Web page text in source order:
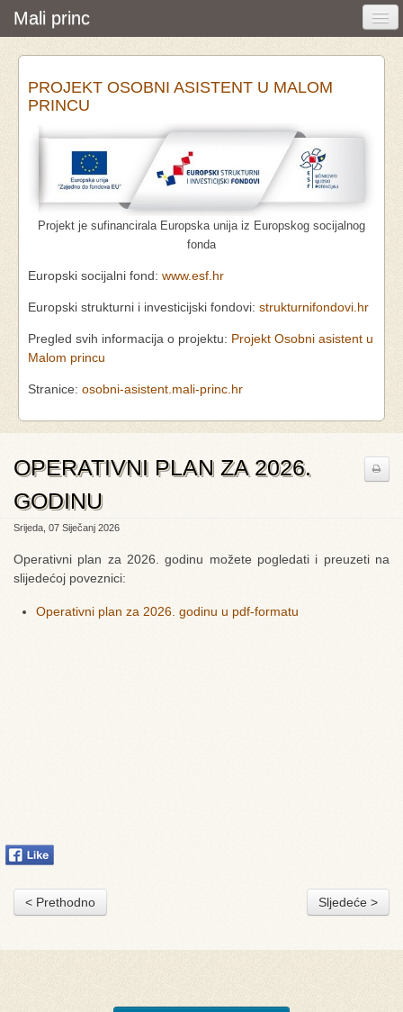
Mali princ
Početna
Vijesti i događanja
Udruga
Pretraživanje
PROJEKT OSOBNI ASISTENT U MALOM
PRINCU
Projekt je sufinancirala Europska unija iz Europskog socijalnog
fonda
Europski socijalni fond: www.esf.hr
Europski strukturni i investicijski fondovi: strukturnifondovi.hr
Pregled svih informacija o projektu: Projekt Osobni asistent u
Malom princu
Stranice: osobni-asistent.mali-princ.hr
OPERATIVNI PLAN ZA 2026.
GODINU
Srijeda, 07 Siječanj 2026
Operativni plan za 2026. godinu možete pogledati i preuzeti na
slijedećoj poveznici:
Operativni plan za 2026. godinu u pdf-formatu
< Prethodno Sljedeće >